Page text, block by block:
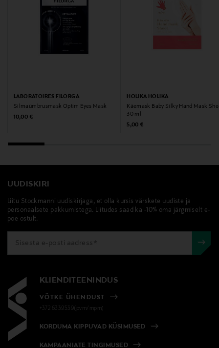
Näomask
LABORATOIRES FILORGA
Silmaümbrusmask Optim Eyes Mask
Original Price
10,00 €
HOLIKA HOLIKA
Käemask Baby Silky Hand Mask
30 ml
Original Price
5,00 €
UUDISKIRI
Liitu Stockmanni uudiskirjaga, et olla kursis värskete uudiste ja
personaalsete pakkumistega. Liitudes saad ka -10% oma järgmiselt e-
poe ostult.
KLIENDITEENINDUS
VÕTKE ÜHENDUST
+372 6339539(pvm/mpm)
KORDUMA KIPPUVAD KÜSIMUSED
KAMPAANIATE TINGIMUSED